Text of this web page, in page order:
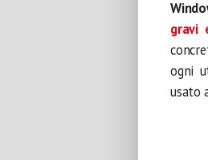
gravi
ogni
usato